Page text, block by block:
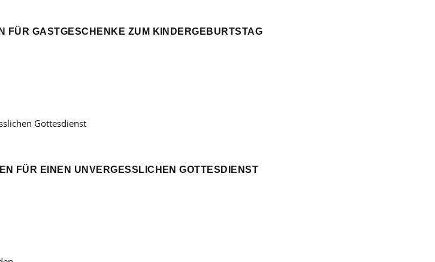
FÜR GASTGESCHENKE ZUM KINDERGEBURTSTAG
FÜR EINEN UNVERGESSLICHEN GOTTESDIENST